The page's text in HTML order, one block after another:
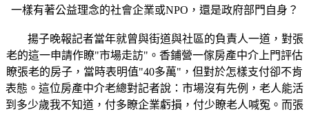
一樣有著公益理念的社會企業或NPO，還是政府部門自身？
揚子晚報記者當年就曾與街道與社區的負責人一道，對張
老的這一申請作瞭"市場走訪"。香鋪營一傢房產中介上門評估
瞭張老的房子，當時表明值"40多萬"，但對於怎樣支付卻不肯
表態。這位房產中介老總對記者說：市場沒有先例，老人能活
到多少歲我不知道，付多瞭企業虧損，付少瞭老人喊冤。而張